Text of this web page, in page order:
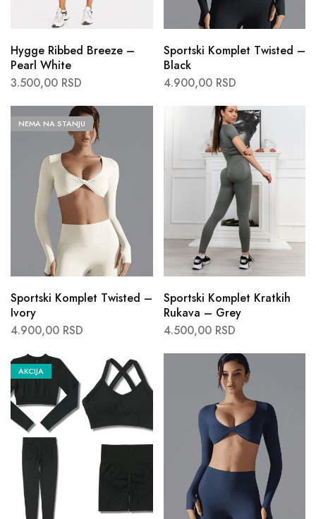
Hygge Ribbed Breeze –
Pearl White
3.500,00 RSD
Sportski Komplet Twisted –
Black
4.900,00 RSD
NEMA NA STANJU
Sportski Komplet Twisted –
Ivory
4.900,00 RSD
Sportski Komplet Kratkih
Rukava – Grey
4.500,00 RSD
AKCIJA